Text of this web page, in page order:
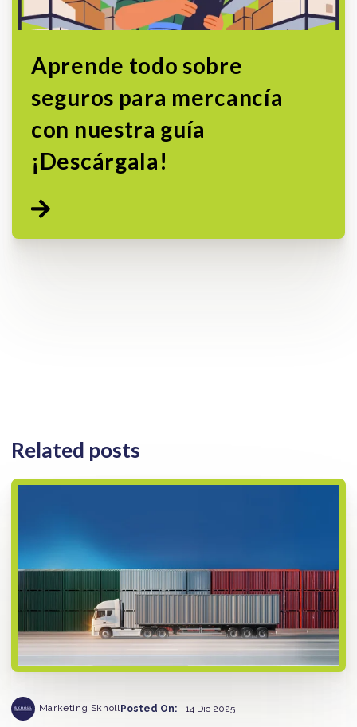
Aprende todo sobre
seguros para mercancía
con nuestra guía
¡Descárgala!
Related posts
Marketing SkhollPosted On: 14 Dic 2025